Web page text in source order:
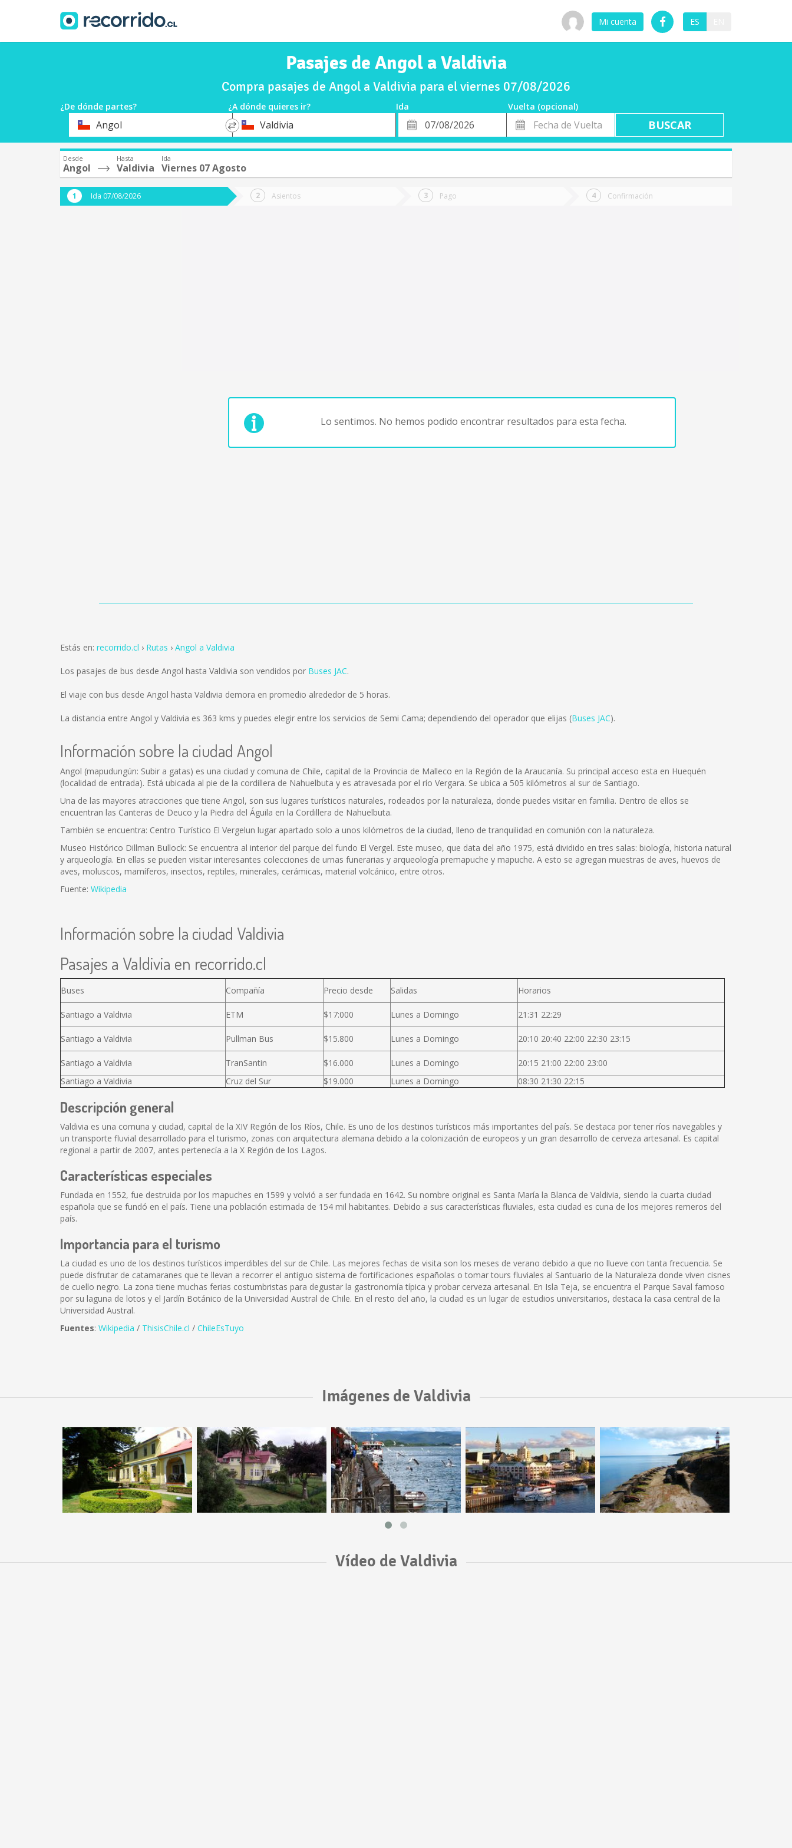
Mi cuenta ES
Pasajes de Angol a Valdivia
Compra pasajes de Angol a Valdivia para el viernes 07/08/2026
¿De dónde partes? ¿A dónde quieres ir? Ida
Vuelta (opcional)
OrigenAngol
*
DestinoValdivia
Fecha
de
Fecha
de
Vuelta
Desde
Angol
Hasta
Valdivia
Ida
Viernes 07 Agosto
Ida 07/08/2026 Asientos Pago Confirmación
Lo sentimos. No hemos podido encontrar resultados para esta fecha.
Estás en: recorrido.cl Rutas Angol a Valdivia
Los pasajes de bus desde Angol hasta Valdivia son vendidos por Buses JAC.
El viaje con bus desde Angol hasta Valdivia demora en promedio alrededor de 5 horas.
La distancia entre Angol y Valdivia es 363 kms y puedes elegir entre los servicios de Semi Cama; dependiendo del operador que elijas (Buses JAC).
Información sobre la ciudad Angol
Angol (mapudungún: Subir a gatas) es una ciudad y comuna de Chile, capital de la Provincia de Malleco en la Región de la Araucanía. Su principal acceso esta en Huequén
(localidad de entrada). Está ubicada al pie de la cordillera de Nahuelbuta y es atravesada por el río Vergara. Se ubica a 505 kilómetros al sur de Santiago.
Una de las mayores atracciones que tiene Angol, son sus lugares turísticos naturales, rodeados por la naturaleza, donde puedes visitar en familia. Dentro de ellos se
encuentran las Canteras de Deuco y la Piedra del Águila en la Cordillera de Nahuelbuta.
También se encuentra: Centro Turístico El Vergelun lugar apartado solo a unos kilómetros de la ciudad, lleno de tranquilidad en comunión con la naturaleza.
Museo Histórico Dillman Bullock: Se encuentra al interior del parque del fundo El Vergel. Este museo, que data del año 1975, está dividido en tres salas: biología, historia natural
y arqueología. En ellas se pueden visitar interesantes colecciones de urnas funerarias y arqueología premapuche y mapuche. A esto se agregan muestras de aves, huevos de
aves, moluscos, mamíferos, insectos, reptiles, minerales, cerámicas, material volcánico, entre otros.
Fuente: Wikipedia
Información sobre la ciudad Valdivia
Pasajes a Valdivia en recorrido.cl
Buses Compañía Precio desde Salidas Horarios
Santiago a Valdivia ETM $17:000 Lunes a Domingo 21:31 22:29
Santiago a Valdivia Pullman Bus $15.800 Lunes a Domingo 20:10 20:40 22:00 22:30 23:15
Santiago a Valdivia TranSantin $16.000 Lunes a Domingo
20:15 21:00 22:00 23:00
Santiago a Valdivia
Cruz del Sur $19.000 Lunes a Domingo 08:30 21:30 22:15
Descripción general
Valdivia es una comuna y ciudad, capital de la XIV Región de los Ríos, Chile. Es uno de los destinos turísticos más importantes del país. Se destaca por tener ríos navegables y
un transporte fluvial desarrollado para el turismo, zonas con arquitectura alemana debido a la colonización de europeos y un gran desarrollo de cerveza artesanal. Es capital
regional a partir de 2007, antes pertenecía a la X Región de los Lagos.
Características especiales
Fundada en 1552, fue destruida por los mapuches en 1599 y volvió a ser fundada en 1642. Su nombre original es Santa María la Blanca de Valdivia, siendo la cuarta ciudad
española que se fundó en el país. Tiene una población estimada de 154 mil habitantes. Debido a sus características fluviales, esta ciudad es cuna de los mejores remeros del
país.
Importancia para el turismo
La ciudad es uno de los destinos turísticos imperdibles del sur de Chile. Las mejores fechas de visita son los meses de verano debido a que no llueve con tanta frecuencia. Se
puede disfrutar de catamaranes que te llevan a recorrer el antiguo sistema de fortificaciones españolas o tomar tours fluviales al Santuario de la Naturaleza donde viven cisnes
de cuello negro. La zona tiene muchas ferias costumbristas para degustar la gastronomía típica y probar cerveza artesanal. En Isla Teja, se encuentra el Parque Saval famoso
por su laguna de lotos y el Jardín Botánico de la Universidad Austral de Chile. En el resto del año, la ciudad es un lugar de estudios universitarios, destaca la casa central de la
Universidad Austral.
Fuentes: Wikipedia / ThisisChile.cl / ChileEsTuyo
Imágenes de Valdivia
Vídeo de Valdivia